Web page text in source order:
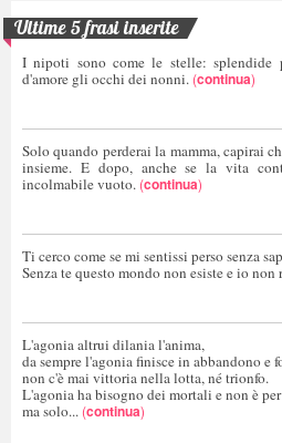
Ultime 5 frasi inserite
I nipoti sono come le stelle:
d'amore gli occhi dei nonni. (continua)
Solo quando perderai la mamma, capirai
insieme. E dopo, anche se la vita
incolmabile vuoto. (continua)
Ti cerco come se mi sentissi perso senza
Senza te questo mondo non esiste e io non
L'agonia altrui dilania l'anima,
da sempre l'agonia finisce in abbandono e
non c'è mai vittoria nella lotta, né trionfo.
L'agonia ha bisogno dei mortali e non è
ma solo... (continua)